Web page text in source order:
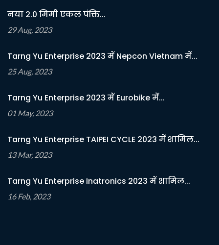
नया 2.0 मिमी एकल पंक्ति...
29 Aug, 2023
Tarng Yu Enterprise 2023 में Nepcon Vietnam में...
25 Aug, 2023
Tarng Yu Enterprise 2023 में Eurobike में...
01 May, 2023
Tarng Yu Enterprise TAIPEI CYCLE 2023 में शामिल...
13 Mar, 2023
Tarng Yu Enterprise Inatronics 2023 में शामिल...
16 Feb, 2023